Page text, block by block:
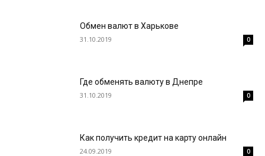
Обмен валют в Харькове
31.10.2019 0
Где обменять валюту в Днепре
31.10.2019 0
Как получить кредит на карту онлайн
24.09.2019 0